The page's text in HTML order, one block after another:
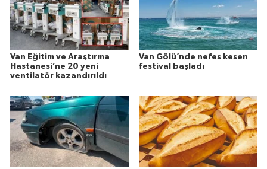
Van Eğitim ve Araştırma
Hastanesi’ne 20 yeni
ventilatör kazandırıldı
Van Gölü’nde nefes kesen
festival başladı